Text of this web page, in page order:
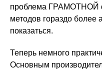
проблема ГРАМОТНОЙ
методов гораздо более
показаться.
Теперь немного
Основным